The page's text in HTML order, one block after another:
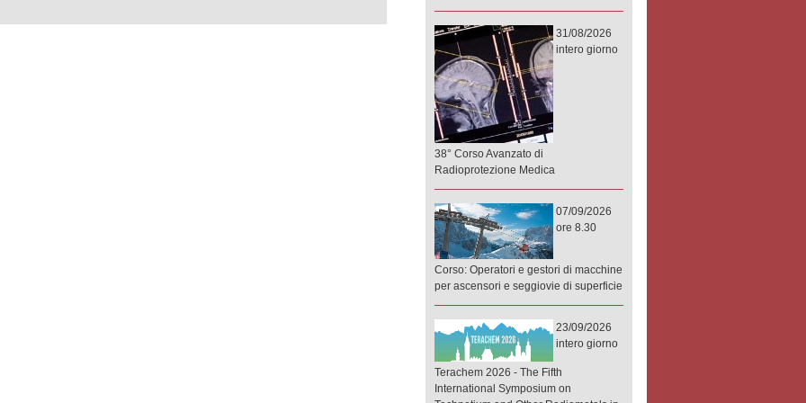
31/08/2026
intero giorno
38° Corso Avanzato di
Radioprotezione Medica
07/09/2026
ore 8.30
Corso: Operatori e gestori di macchine
per ascensori e seggiovie di superficie
23/09/2026
intero giorno
Terachem 2026 - The Fifth
International Symposium on